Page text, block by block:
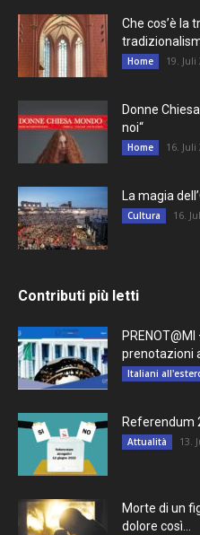
Che cos’è la
Home 19. Juli
Donne
noi“
Home 16. Juli
La magia
Cultura 16.
Contributi più letti
prenotazioni
Italiani
Referendum
Attualità 13.
Morte di un
dolore così...